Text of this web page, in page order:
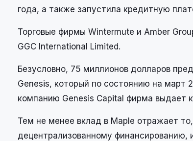
года, а также запустила кредитную
Торговые фирмы Wintermute и Amber
GGC International Limited.
Безусловно, 75 миллионов долларов
Genesis, который по состоянию на
компанию Genesis Capital фирма выдает
Тем не менее вклад в Maple отражает
децентрализованному